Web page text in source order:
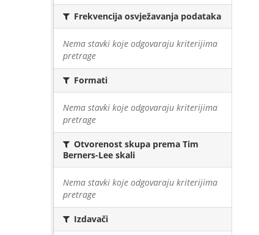
Frekvencija osvježavanja podataka
Nema stavki koje odgovaraju kriterijima
pretrage
Formati
Nema stavki koje odgovaraju kriterijima
pretrage
Otvorenost skupa prema Tim
Berners-Lee skali
Nema stavki koje odgovaraju kriterijima
pretrage
Izdavači